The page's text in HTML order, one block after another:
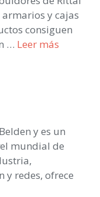
y cajas
consiguen
… Leer más
y es un
mundial de
y redes, ofrece